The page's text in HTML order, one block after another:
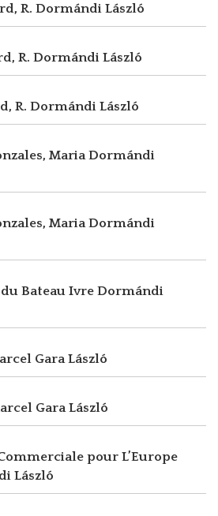
R. Dormándi László
R. Dormándi László
R. Dormándi László
MariaDormándi
MariaDormándi
Bateau Ivre Dormándi
Gara László
Gara László
pour L’Europe
László